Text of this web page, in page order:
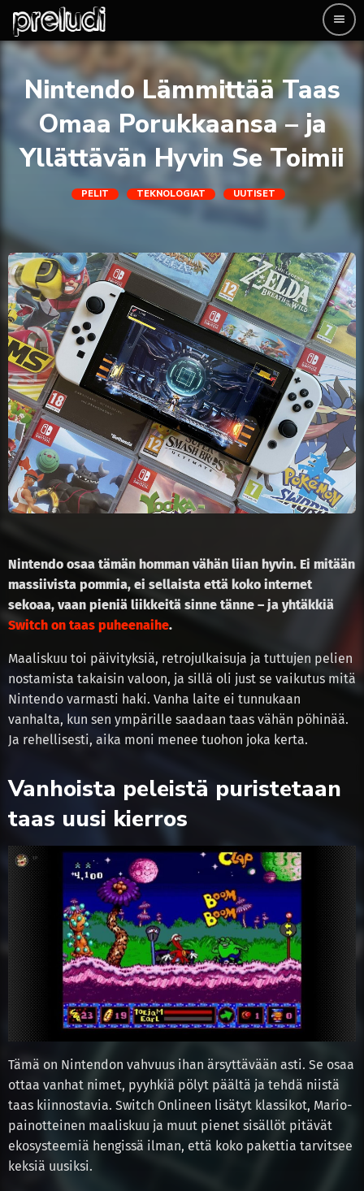
menu
Nintendo Lämmittää Taas
Omaa Porukkaansa – ja
Yllättävän Hyvin Se Toimii
PELIT TEKNOLOGIAT UUTISET
Nintendo osaa tämän homman vähän liian hyvin. Ei mitään
massiivista pommia, ei sellaista että koko internet
sekoaa, vaan pieniä liikkeitä sinne tänne – ja yhtäkkiä
Switch on taas puheenaihe.
Maaliskuu toi päivityksiä, retrojulkaisuja ja tuttujen pelien
nostamista takaisin valoon, ja sillä oli just se vaikutus mitä
Nintendo varmasti haki. Vanha laite ei tunnukaan
vanhalta, kun sen ympärille saadaan taas vähän pöhinää.
Ja rehellisesti, aika moni menee tuohon joka kerta.
Vanhoista peleistä puristetaan
taas uusi kierros
Tämä on Nintendon vahvuus ihan ärsyttävään asti. Se osaa
ottaa vanhat nimet, pyyhkiä pölyt päältä ja tehdä niistä
taas kiinnostavia. Switch Onlineen lisätyt klassikot, Mario-
painotteinen maaliskuu ja muut pienet sisällöt pitävät
ekosysteemiä hengissä ilman, että koko pakettia tarvitsee
keksiä uusiksi.